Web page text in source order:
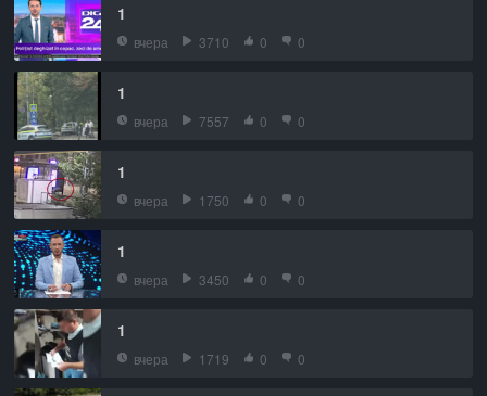
1
вчера 3710 0 0
1
вчера 7557 0 0
1
вчера 1750 0 0
1
вчера 3450 0 0
1
вчера 1719 0 0